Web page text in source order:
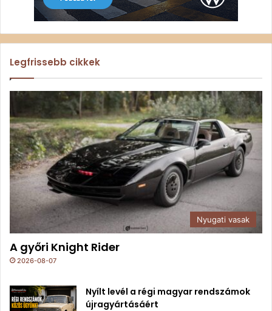
Legfrissebb cikkek
Nyugati vasak
A győri Knight Rider
2026-08-07
Nyílt levél a régi magyar rendszámok
újragyártásáért